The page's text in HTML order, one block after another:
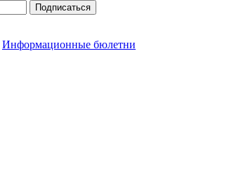
Подписаться
Информационные бюлетни